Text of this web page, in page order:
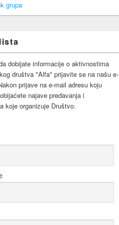
grupa
dobijate informacije o aktivnostima
društva "Alfa" prijavite se na našu e-
prijave na e-mail adresu koju
najave predavanja i
koje organizuje Društvo.